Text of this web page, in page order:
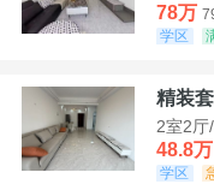
78万
学区
精装
2室2厅
48.8万
学区